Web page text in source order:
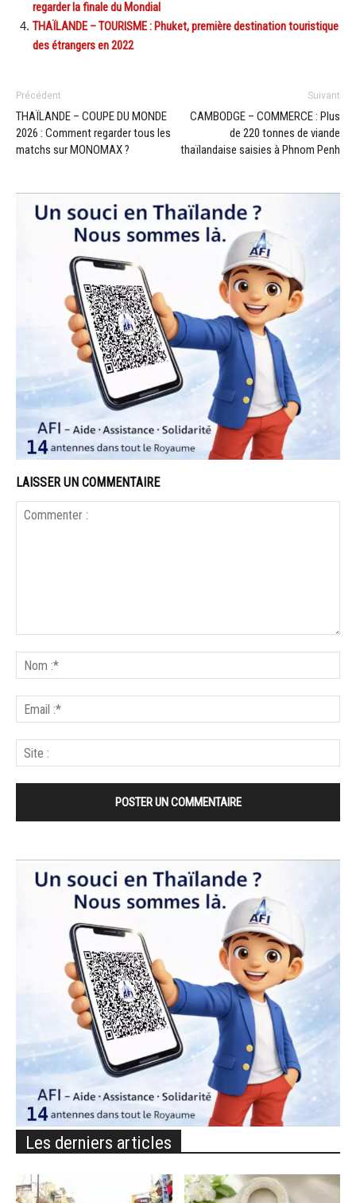
regarder la finale du Mondial
THAÏLANDE – TOURISME : Phuket, première destination touristique
des étrangers en 2022
Précédent
THAÏLANDE – COUPE DU MONDE
2026 : Comment regarder tous les
matchs sur MONOMAX ?
Suivant
CAMBODGE – COMMERCE : Plus
de 220 tonnes de viande
thaïlandaise saisies à Phnom Penh
LAISSER UN COMMENTAIRE
Les derniers articles